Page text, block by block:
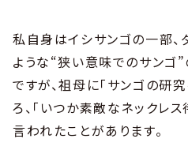
私自身はイシサンゴの一部、
ような“狭い意味でのサンゴ
ですが、祖母に「サンゴの研
ろ、「いつか素敵なネックレス
言われたことがあります。